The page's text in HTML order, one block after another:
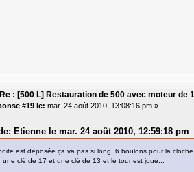
: [500 L] Restauration de 500 avec moteur de
#19 le: mar. 24 août 2010, 13:08:16 pm »
Etienne le mar. 24 août 2010, 12:59:18 pm
est déposée ça va pas si long, 6 boulons pour la
une clé de 17 et une clé de 13 et le tour est joué...